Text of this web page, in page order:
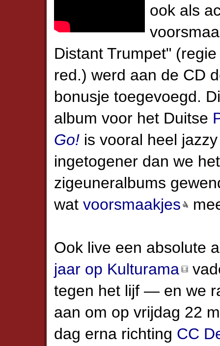
ook als
Distant Trumpet"
red.) werd aan de CD
bonusje toegevoegd.
album voor het Duitse
Go! is vooral heel
ingetogener dan we
zigeuneralbums
wat voorsmaakjes
Ook live een absolute
jaar op Kulturama
tegen het lijf — en we
aan om op vrijdag 22
dag erna richting CC